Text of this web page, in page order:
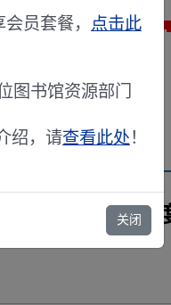
兹聘请《2022
员套餐， 点击此
图书馆资源部门
绍，请查看此处！
关闭